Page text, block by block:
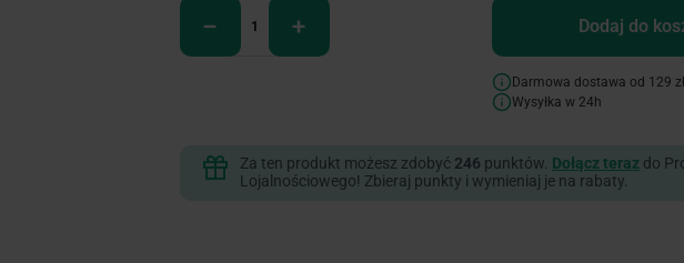
Dodaj do
Darmowa dostawa od 129 zł
Wysyłka w 24h
Za ten produkt możesz zdobyć 246 punktów. Dołącz terazdo
Lojalnościowego! Zbieraj punkty i wymieniaj je na rabaty.